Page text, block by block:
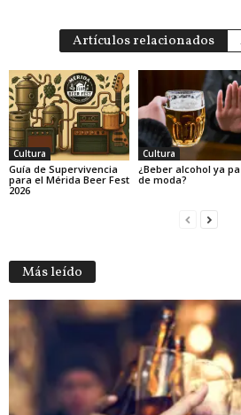
Artículos relacionados
Cultura
Guía de Supervivencia
para el Mérida Beer Fest
2026
Cultura
¿Beber alcohol ya
de moda?
Más leído